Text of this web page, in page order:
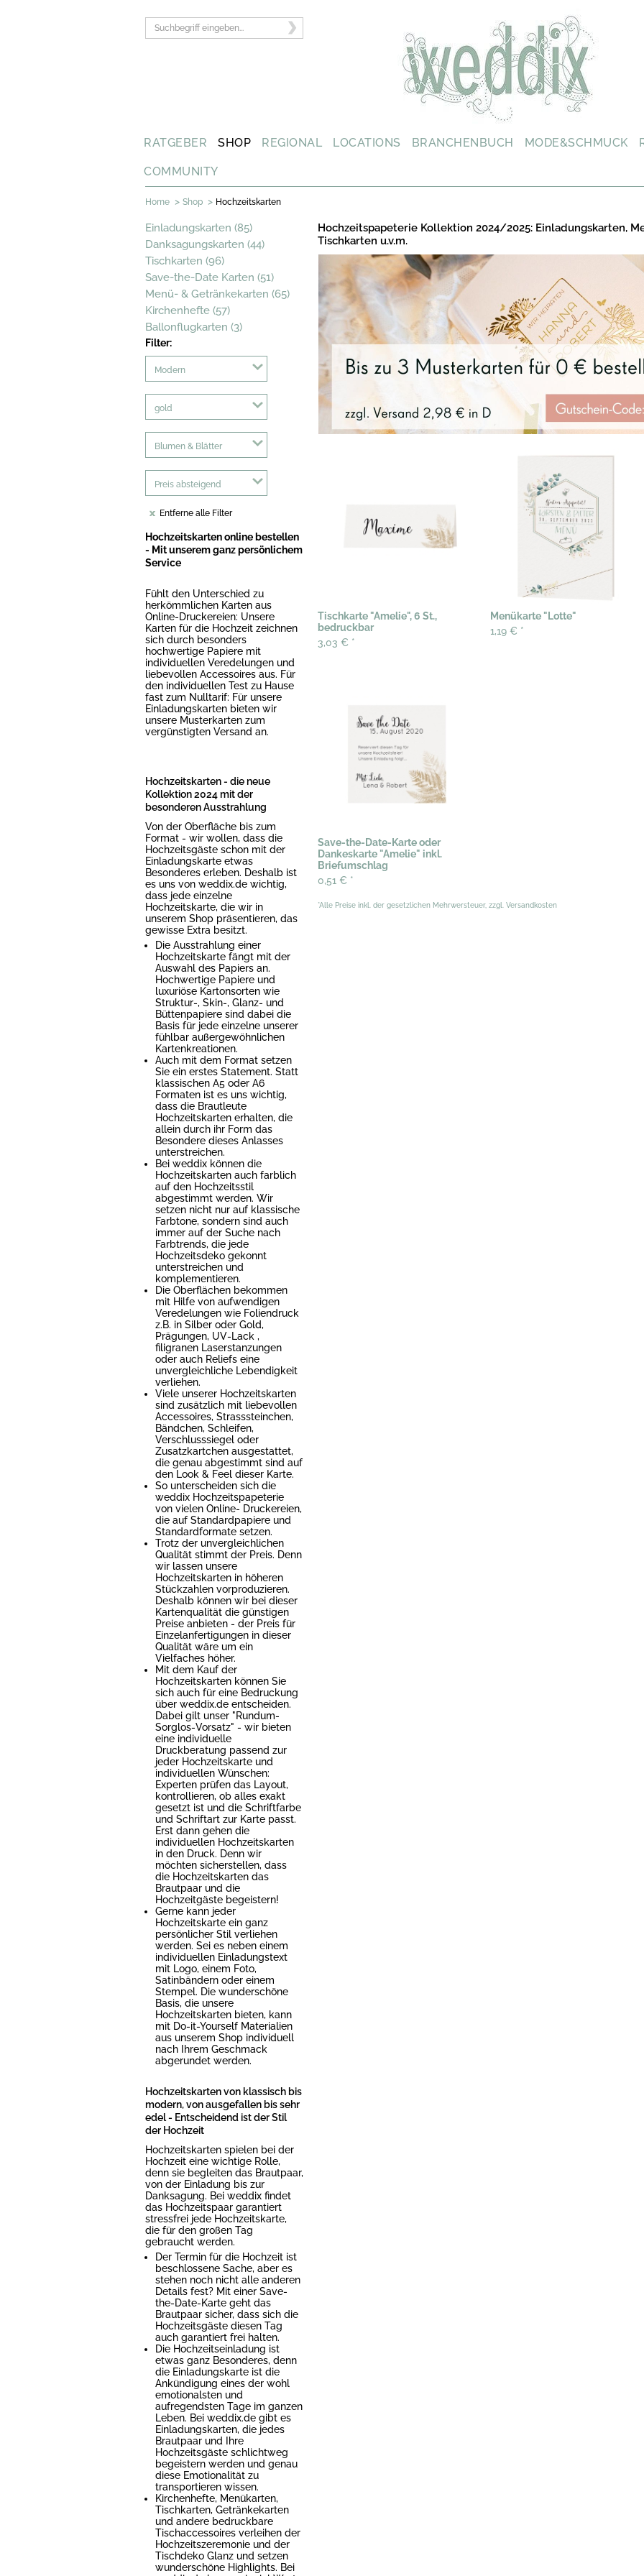
RATGEBER SHOP REGIONAL LOCATIONS BRANCHENBUCH MODE&SCHMUCK
COMMUNITY
Home > Shop > Hochzeitskarten
Einladungskarten (85)
Danksagungskarten (44)
Tischkarten (96)
Save-the-Date Karten (51)
Menü- & Getränkekarten (65)
Kirchenhefte (57)
Ballonflugkarten (3)
Filter:
Modern
gold
Blumen & Blätter
Preis absteigend
Entferne alle Filter
Hochzeitskarten online bestellen
- Mit unserem ganz persönlichem
Service
Fühlt den Unterschied zu
herkömmlichen Karten aus
Online-Druckereien: Unsere
Karten für die Hochzeit zeichnen
sich durch besonders
hochwertige Papiere mit
individuellen Veredelungen und
liebevollen Accessoires aus. Für
den individuellen Test zu Hause
fast zum Nulltarif: Für unsere
Einladungskarten bieten wir
unsere Musterkarten zum
vergünstigten Versand an.
Hochzeitskarten - die neue
Kollektion 2024 mit der
besonderen Ausstrahlung
Von der Oberfläche bis zum
Format - wir wollen, dass die
Hochzeitsgäste schon mit der
Einladungskarte etwas
Besonderes erleben. Deshalb ist
es uns von weddix.de wichtig,
dass jede einzelne
Hochzeitskarte, die wir in
unserem Shop präsentieren, das
gewisse Extra besitzt.
Die Ausstrahlung einer
Hochzeitskarte fängt mit der
Auswahl des Papiers an.
Hochwertige Papiere und
luxuriöse Kartonsorten wie
Struktur-, Skin-, Glanz- und
Büttenpapiere sind dabei die
Basis für jede einzelne unserer
fühlbar außergewöhnlichen
Kartenkreationen.
Auch mit dem Format setzen
Sie ein erstes Statement. Statt
klassischen A5 oder A6
Formaten ist es uns wichtig,
dass die Brautleute
Hochzeitskarten erhalten, die
allein durch ihr Form das
Besondere dieses Anlasses
unterstreichen.
Bei weddix können die
Hochzeitskarten auch farblich
auf den Hochzeitsstil
abgestimmt werden. Wir
setzen nicht nur auf klassische
Farbtone, sondern sind auch
immer auf der Suche nach
Farbtrends, die jede
Hochzeitsdeko gekonnt
unterstreichen und
komplementieren.
Die Oberflächen bekommen
mit Hilfe von aufwendigen
Veredelungen wie Foliendruck
z.B. in Silber oder Gold,
Prägungen, UV-Lack ,
filigranen Laserstanzungen
oder auch Reliefs eine
unvergleichliche Lebendigkeit
verliehen.
Viele unserer Hochzeitskarten
sind zusätzlich mit liebevollen
Accessoires, Strasssteinchen,
Bändchen, Schleifen,
Verschlusssiegel oder
Zusatzkartchen ausgestattet,
die genau abgestimmt sind auf
den Look & Feel dieser Karte.
So unterscheiden sich die
weddix Hochzeitspapeterie
von vielen Online- Druckereien,
die auf Standardpapiere und
Standardformate setzen.
Trotz der unvergleichlichen
Qualität stimmt der Preis. Denn
wir lassen unsere
Hochzeitskarten in höheren
Stückzahlen vorproduzieren.
Deshalb können wir bei dieser
Kartenqualität die günstigen
Preise anbieten - der Preis für
Einzelanfertigungen in dieser
Qualität wäre um ein
Vielfaches höher.
Mit dem Kauf der
Hochzeitskarten können Sie
sich auch für eine Bedruckung
über weddix.de entscheiden.
Dabei gilt unser "Rundum-
Sorglos-Vorsatz" - wir bieten
eine individuelle
Druckberatung passend zur
jeder Hochzeitskarte und
individuellen Wünschen:
Experten prüfen das Layout,
kontrollieren, ob alles exakt
gesetzt ist und die Schriftfarbe
und Schriftart zur Karte passt.
Erst dann gehen die
individuellen Hochzeitskarten
in den Druck. Denn wir
möchten sicherstellen, dass
die Hochzeitskarten das
Brautpaar und die
Hochzeitgäste begeistern!
Gerne kann jeder
Hochzeitskarte ein ganz
persönlicher Stil verliehen
werden. Sei es neben einem
individuellen Einladungstext
mit Logo, einem Foto,
Satinbändern oder einem
Stempel. Die wunderschöne
Basis, die unsere
Hochzeitskarten bieten, kann
mit Do-it-Yourself Materialien
aus unserem Shop individuell
nach Ihrem Geschmack
abgerundet werden.
Hochzeitskarten von klassisch bis
modern, von ausgefallen bis sehr
edel - Entscheidend ist der Stil
der Hochzeit
Hochzeitskarten spielen bei der
Hochzeit eine wichtige Rolle,
denn sie begleiten das Brautpaar,
von der Einladung bis zur
Danksagung. Bei weddix findet
das Hochzeitspaar garantiert
stressfrei jede Hochzeitskarte,
die für den großen Tag
gebraucht werden.
Der Termin für die Hochzeit ist
beschlossene Sache, aber es
stehen noch nicht alle anderen
Details fest? Mit einer Save-
the-Date-Karte geht das
Brautpaar sicher, dass sich die
Hochzeitsgäste diesen Tag
auch garantiert frei halten.
Die Hochzeitseinladung ist
etwas ganz Besonderes, denn
die Einladungskarte ist die
Ankündigung eines der wohl
emotionalsten und
aufregendsten Tage im ganzen
Leben. Bei weddix.de gibt es
Einladungskarten, die jedes
Brautpaar und Ihre
Hochzeitsgäste schlichtweg
begeistern werden und genau
diese Emotionalität zu
transportieren wissen.
Kirchenhefte, Menükarten,
Tischkarten, Getränkekarten
und andere bedruckbare
Tischaccessoires verleihen der
Hochzeitszeremonie und der
Tischdeko Glanz und setzen
wunderschöne Highlights. Bei
Hochzeitspapeterie Kollektion 2024/2025: Einladungskarten,
Tischkarten u.v.m.
Tischkarte "Amelie", 6 St.,
bedruckbar
3,03 € *
Menükarte "Lotte"
1,19 € *
Save-the-Date-Karte oder
Dankeskarte "Amelie" inkl.
Briefumschlag
0,51 € *
*Alle Preise inkl. der gesetzlichen Mehrwersteuer, zzgl. Versandkosten